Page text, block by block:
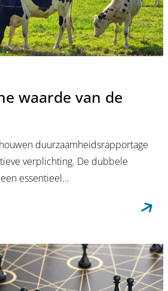
waarde van de
duurzaamheidsrapportage
verplichting. De dubbele
essentieel…